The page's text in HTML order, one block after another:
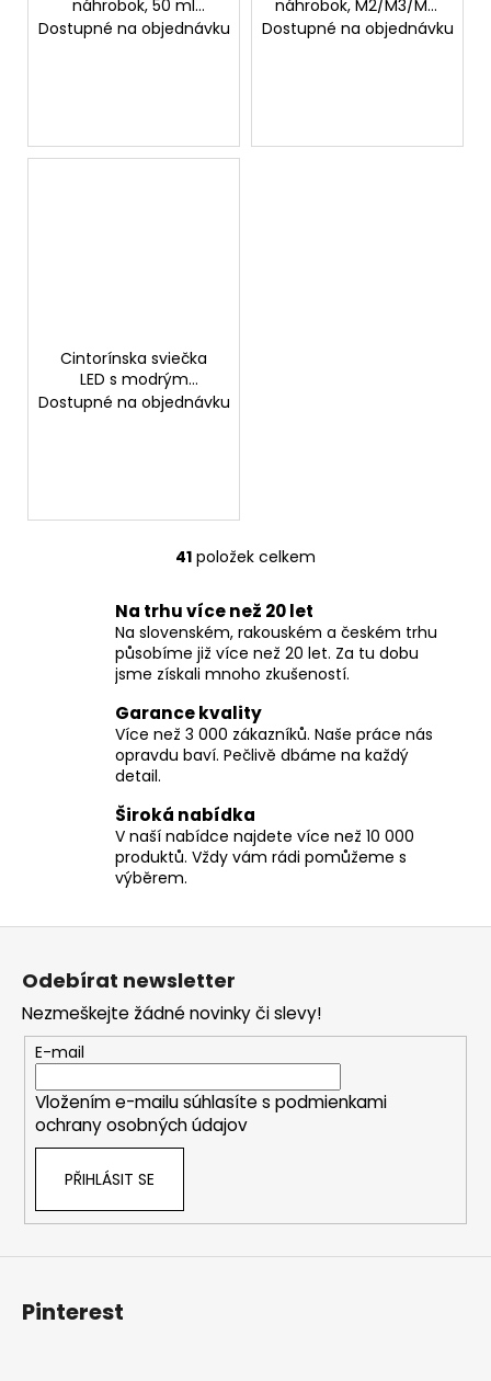
náhrobok, 50 ml
kartuša s miešadlom
Dostupné na objednávku
náhrobok, M2/M3/M5,
výška 0,5–5 cm
Dostupné na objednávku
Cintorínska sviečka
LED s modrým
plameňom
Dostupné na objednávku
O
l
á
d
a
c
í
p
v
k
y
p
u
41 položek celkem
Na trhu více než 20 let
Na slovenském, rakouském a českém trhu
působíme již více než 20 let. Za tu dobu
jsme získali mnoho zkušeností.
Garance kvality
Více než 3 000 zákazníků. Naše práce nás
opravdu baví. Pečlivě dbáme na každý
detail.
Široká nabídka
V naší nabídce najdete více než 10 000
produktů. Vždy vám rádi pomůžeme s
výběrem.
Odebírat newsletter
Nezmeškejte žádné novinky či slevy!
E-mail
Vložením e-mailu súhlasíte s podmienkami
ochrany osobných údajov
PŘIHLÁSIT SE
Pinterest